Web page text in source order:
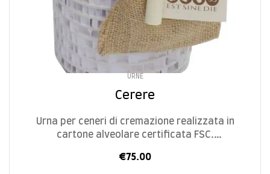
URNE
Cerere
Urna per ceneri di cremazione realizzata in
cartone alveolare certificata FSC.
artigianale.
€75.00